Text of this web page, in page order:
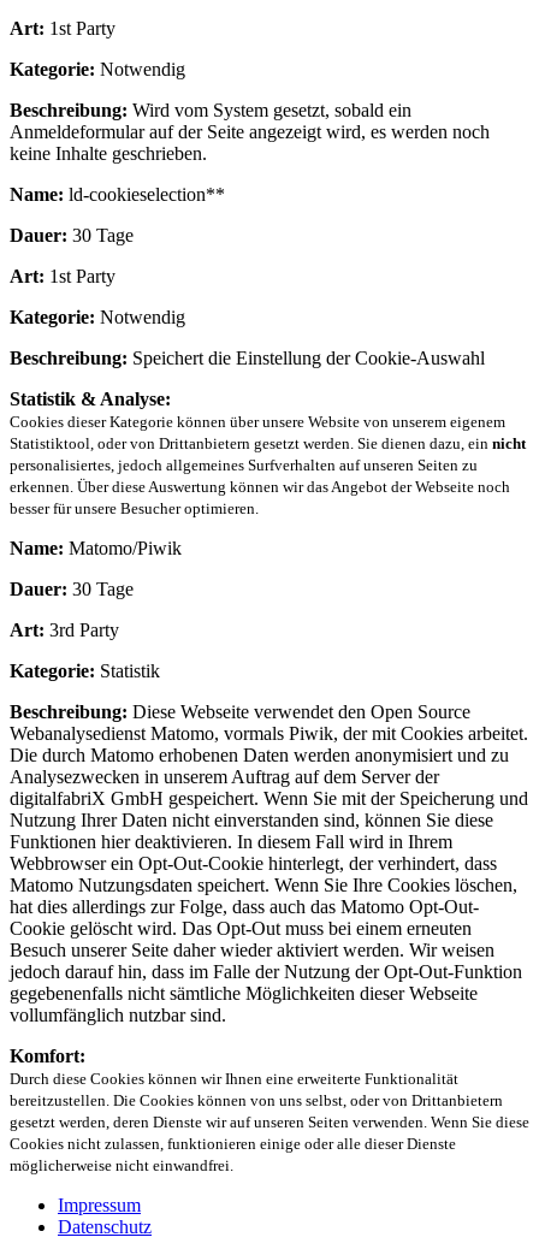
Art: 1st Party
Kategorie: Notwendig
Beschreibung: Wird vom System gesetzt, sobald ein
Anmeldeformular auf der Seite angezeigt wird, es werden noch
keine Inhalte geschrieben.
Name: ld-cookieselection**
Dauer: 30 Tage
Art: 1st Party
Kategorie: Notwendig
Beschreibung: Speichert die Einstellung der Cookie-Auswahl
Statistik & Analyse:
Cookies dieser Kategorie können über unsere Website von unserem eigenem
Statistiktool, oder von Drittanbietern gesetzt werden. Sie dienen dazu, ein nicht
personalisiertes, jedoch allgemeines Surfverhalten auf unseren Seiten zu
erkennen. Über diese Auswertung können wir das Angebot der Webseite noch
besser für unsere Besucher optimieren.
Name: Matomo/Piwik
Dauer: 30 Tage
Art: 3rd Party
Kategorie: Statistik
Beschreibung: Diese Webseite verwendet den Open Source
Webanalysedienst Matomo, vormals Piwik, der mit Cookies arbeitet.
Die durch Matomo erhobenen Daten werden anonymisiert und zu
Analysezwecken in unserem Auftrag auf dem Server der
digitalfabriX GmbH gespeichert. Wenn Sie mit der Speicherung und
Nutzung Ihrer Daten nicht einverstanden sind, können Sie diese
Funktionen hier deaktivieren. In diesem Fall wird in Ihrem
Webbrowser ein Opt-Out-Cookie hinterlegt, der verhindert, dass
Matomo Nutzungsdaten speichert. Wenn Sie Ihre Cookies löschen,
hat dies allerdings zur Folge, dass auch das Matomo Opt-Out-
Cookie gelöscht wird. Das Opt-Out muss bei einem erneuten
Besuch unserer Seite daher wieder aktiviert werden. Wir weisen
jedoch darauf hin, dass im Falle der Nutzung der Opt-Out-Funktion
gegebenenfalls nicht sämtliche Möglichkeiten dieser Webseite
vollumfänglich nutzbar sind.
Komfort:
Durch diese Cookies können wir Ihnen eine erweiterte Funktionalität
bereitzustellen. Die Cookies können von uns selbst, oder von Drittanbietern
gesetzt werden, deren Dienste wir auf unseren Seiten verwenden. Wenn Sie diese
Cookies nicht zulassen, funktionieren einige oder alle dieser Dienste
möglicherweise nicht einwandfrei.
Impressum
Datenschutz